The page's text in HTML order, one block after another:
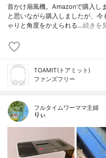
首かけ扇風機。Amazonで購入し
と思いながら購入しましたが、
ゃりと角度をかえられる…続きを
TOAMIT(トアミット)
ファンズフリー
フルタイムワーママ主婦
りぃ